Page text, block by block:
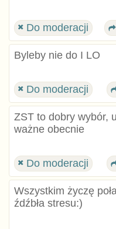
Do moderacji
Byleby nie do I LO
Do moderacji
ZST to dobry wybór,
ważne obecnie
Do moderacji
Wszystkim życzę
źdźbła stresu:)